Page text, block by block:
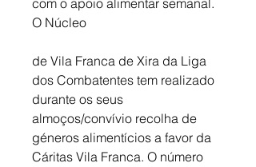
com o apoio alimentar semanal.
O Núcleo
de Vila Franca de Xira da Liga
dos Combatentes tem realizado
durante os seus
almoços/convívio recolha de
géneros alimentícios a favor da
Cáritas Vila Franca. O número